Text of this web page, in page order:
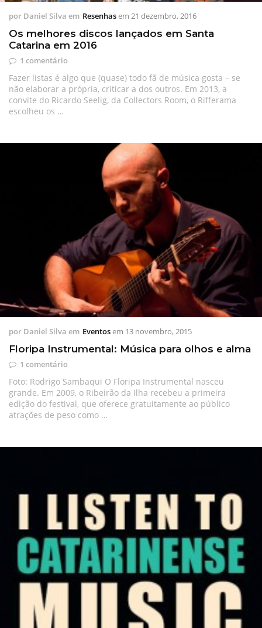
por Daniel Silva em Resenhasem 21 dezembro, 2016
Os melhores discos lançados em Santa
Catarina em 2016
1 comentário
Fazer listas é algo que (quase) todo fã de música gosta – se
não elaborar a própria, criticar a dos outros. Em 2013, a
convite do Ricardo Seelig, da Collectors Room, o Rifferama
escolheu os …
por Daniel Silva em Eventosem 13 novembro, 2015
Floripa Instrumental: Música para olhos e alma
1 comentário
Foto: Rodrigo Sambaqui O Floripa Instrumental nasceu
grande. Em 2009, o Ribeirão da Ilha recebeu a primeira
edição do festival, que oferece gratuitamente ao público
atrações de peso como …